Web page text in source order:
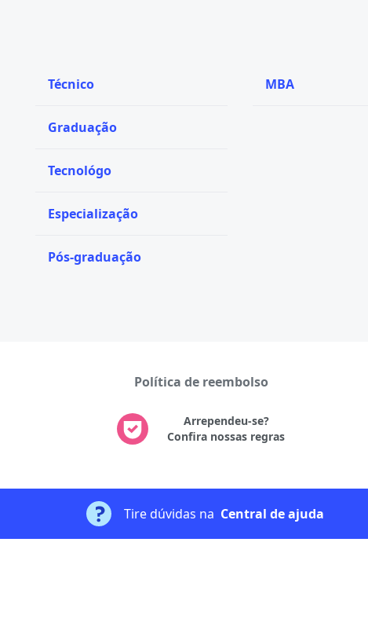
Técnico
Graduação
Tecnológo
Especialização
Pós-graduação
MBA
Política de reembolso
Arrependeu-se?
Confira nossas regras
Tire dúvidas na Central de ajuda